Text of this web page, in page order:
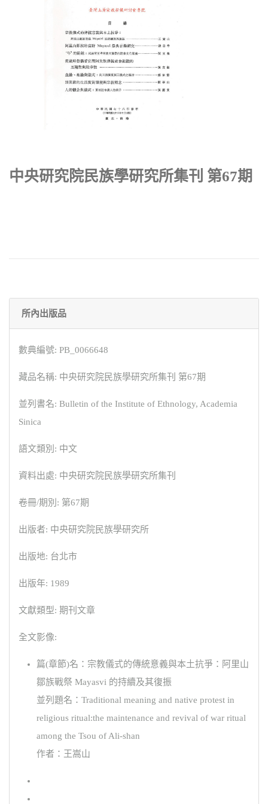
中央研究院民族學研究所集刊 第67期
所內出版品
數典編號: PB_0066648
藏品名稱: 中央研究院民族學研究所集刊 第67期
並列書名: Bulletin of the Institute of Ethnology, Academia
Sinica
語文類別: 中文
資料出處: 中央研究院民族學研究所集刊
卷冊/期別: 第67期
出版者: 中央研究院民族學研究所
出版地: 台北市
出版年: 1989
文獻類型: 期刊文章
全文影像:
篇(章節)名：宗教儀式的傳統意義與本土抗爭：阿里山
鄒族戰祭 Mayasvi 的持續及其復振
並列題名：Traditional meaning and native protest in
religious ritual:the maintenance and revival of war ritual
among the Tsou of Ali-shan
作者：王嵩山